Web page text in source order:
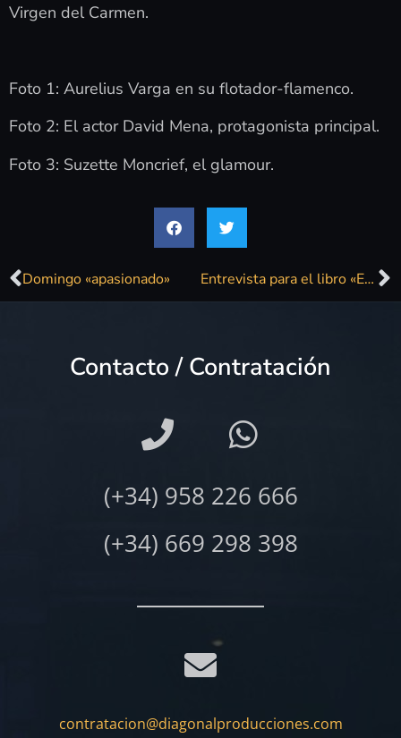
Virgen del Carmen.
Foto 1: Aurelius Varga en su flotador-flamenco.
Foto 2: El actor David Mena, protagonista principal.
Foto 3: Suzette Moncrief, el glamour.
Domingo «apasionado» Entrevista para el libro «Esto no es Hawaii» de Jesús Ordovás
Contacto / Contratación
(+34) 958 226 666
(+34) 669 298 398
contratacion@diagonalproducciones.com